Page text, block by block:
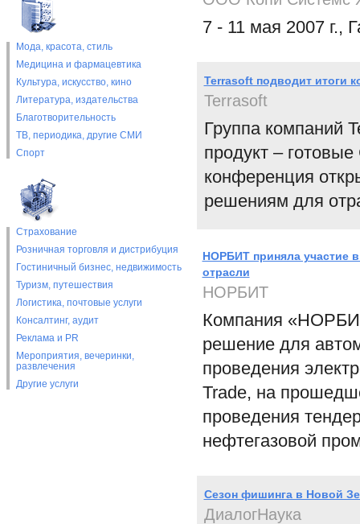
Мода, красота, стиль
Медицина и фармацевтика
Культура, искусство, кино
Литература, издательства
Благотворительность
ТВ, периодика, другие СМИ
Спорт
Страхование
Розничная торговля и дистрибуция
Гостиничный бизнес, недвижимость
Туризм, путешествия
Логистика, почтовые услуги
Консалтинг, аудит
Реклама и PR
Мероприятия, вечеринки,
развлечения
Другие услуги
7 - 11 мая 2007 г.,
Terrasoft подводит итоги
Terrasoft
Группа компаний
продукт –
конференция
решениям для
НОРБИТ приняла участие
отрасли
НОРБИТ
Компания
решение для
проведения
Trade, на
проведения
нефтегазовой
Сезон фишинга в Новой
ДиалогНаука